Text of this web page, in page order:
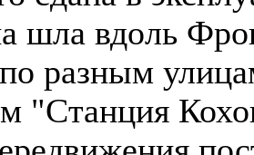
шла вдоль
разным
"Станция